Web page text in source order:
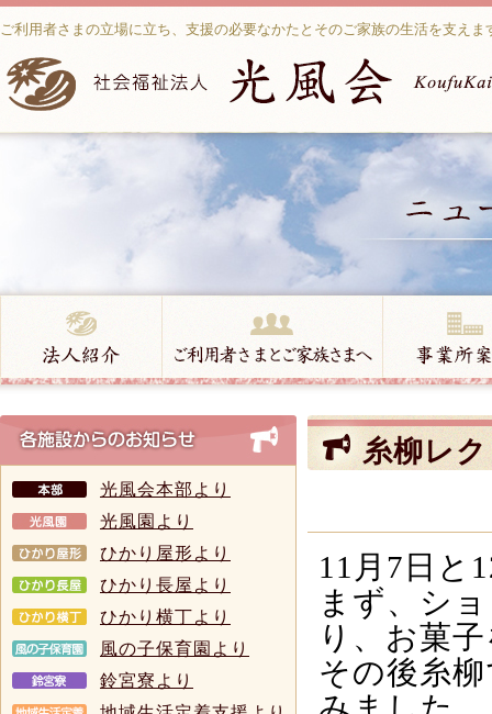
ご利用者さまの立場に立ち、支援の必要なかたとそのご家族の生活を支えま
光風会本部より
光風園より
ひかり屋形より
ひかり長屋より
ひかり横丁より
風の子保育園より
鈴宮寮より
糸柳レク
11 月 7 日と
まず、シ
り、お菓
その後糸